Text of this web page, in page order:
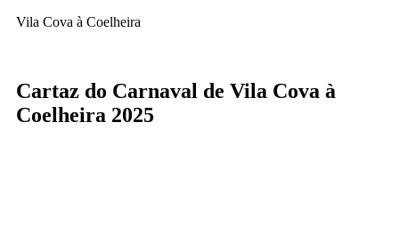
Vila Cova à Coelheira
Cartaz do Carnaval de Vila Cova à
Coelheira 2025